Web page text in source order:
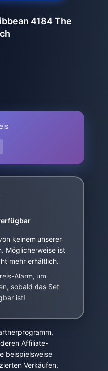
4184 The
keinem unserer
Möglicherweise ist
mehr erhältlich.
Alarm, um
sobald das Set
ist!
Affiliate-
beispielsweise
Verkäufen,